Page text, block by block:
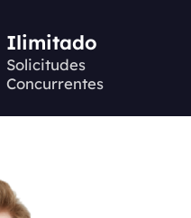
Ilimitado
Solicitudes
Concurrentes